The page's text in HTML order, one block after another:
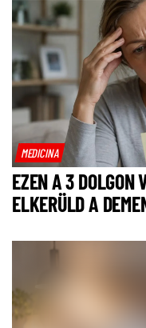
MEDICINA
EZEN A 3 DOLGON
ELKERÜLD A